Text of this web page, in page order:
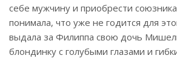
себе мужчину и приобрести
понимала, что уже не годится для
выдала за Филиппа свою дочь
блондинку с голубыми глазами и